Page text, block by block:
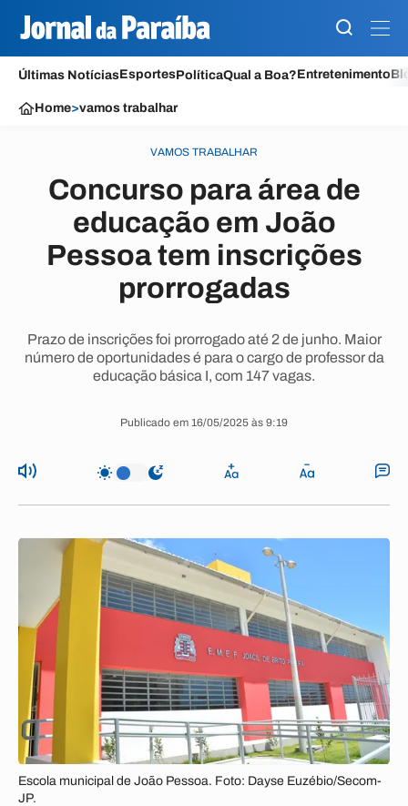
Últimas NotíciasEsportesPolíticaQual a Boa?Entretenimento
Home>vamos trabalhar
VAMOS TRABALHAR
Concurso para área de
educação em João
Pessoa tem inscrições
prorrogadas
Prazo de inscrições foi prorrogado até 2 de junho. Maior
número de oportunidades é para o cargo de professor da
educação básica I, com 147 vagas.
Publicado em 16/05/2025 às 9:19
Escola municipal de João Pessoa. Foto: Dayse Euzébio/Secom-
JP.